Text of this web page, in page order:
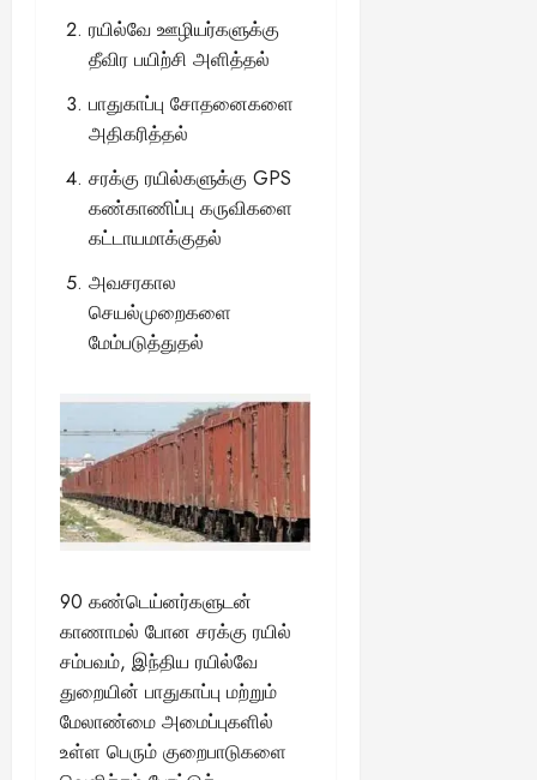
ரயில்வே ஊழியர்களுக்கு
தீவிர பயிற்சி அளித்தல்
பாதுகாப்பு சோதனைகளை
அதிகரித்தல்
சரக்கு ரயில்களுக்கு GPS
கண்காணிப்பு கருவிகளை
கட்டாயமாக்குதல்
அவசரகால
செயல்முறைகளை
மேம்படுத்துதல்
90 கண்டெய்னர்களுடன்
காணாமல் போன சரக்கு ரயில்
சம்பவம், இந்திய ரயில்வே
துறையின் பாதுகாப்பு மற்றும்
மேலாண்மை அமைப்புகளில்
உள்ள பெரும் குறைபாடுகளை